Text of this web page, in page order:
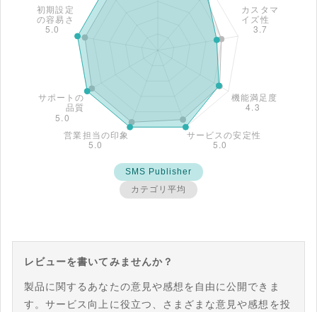
SMS Publisher
カテゴリ平均
レビューを書いてみませんか？
製品に関するあなたの意見や感想を自由に公開できま
す。サービス向上に役立つ、さまざまな意見や感想を投